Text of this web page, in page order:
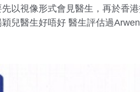
以視像形式會見醫生，再於香
兒醫生好唔好 醫生評估過